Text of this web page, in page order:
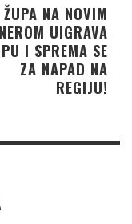
ŽUPA NA NOVIM
UIGRAVA
I SPREMA SE
ZA NAPAD NA
REGIJU!